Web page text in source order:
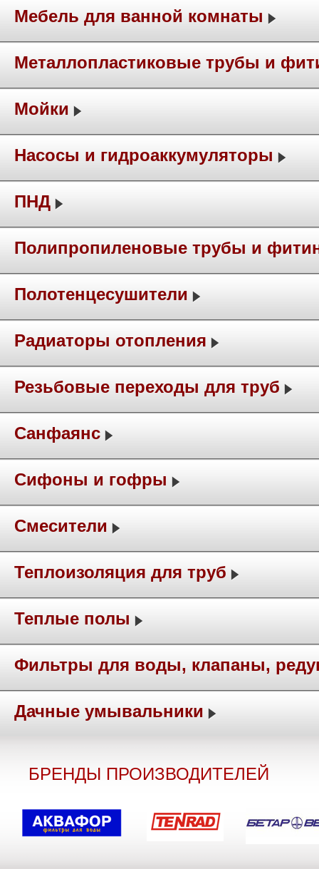
Мебель для ванной комнаты
Металлопластиковые трубы и
Мойки
Насосы и гидроаккумуляторы
ПНД
Полипропиленовые трубы и
Полотенцесушители
Радиаторы отопления
Резьбовые переходы для труб
Санфаянс
Сифоны и гофры
Смесители
Теплоизоляция для труб
Теплые полы
Фильтры для воды, клапаны,
Дачные умывальники
БРЕНДЫ ПРОИЗВОДИТЕЛЕЙ